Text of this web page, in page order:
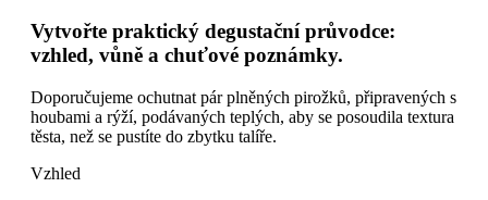
Vytvořte praktický degustační průvodce:
vzhled, vůně a chuťové poznámky.
Doporučujeme ochutnat pár plněných pirožků, připravených s
houbami a rýží, podávaných teplých, aby se posoudila textura
těsta, než se pustíte do zbytku talíře.
Vzhled